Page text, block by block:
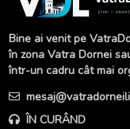
Bine ai venit pe
în zona Vatra Dornei
într-un cadru cât mai
ÎN CURÂND